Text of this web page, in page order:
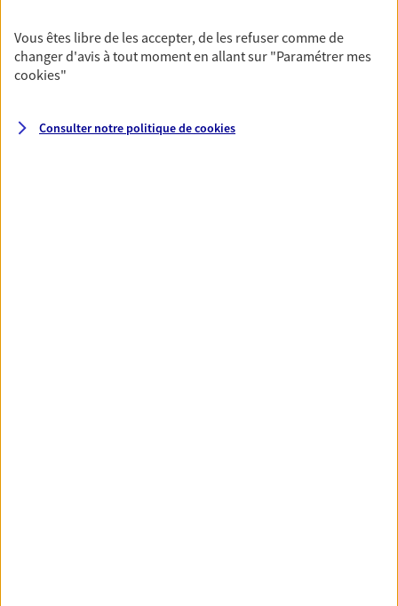
Prévoyance
d'accident ou de maladie en optant pour les
Vous êtes libre de les accepter, de les refuser comme de
changer d'avis à tout moment en allant sur "Paramétrer mes
cookies"
Consulter notre politique decookies